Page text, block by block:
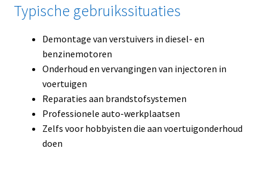
Typische gebruikssituaties
Demontage van verstuivers in diesel- en
benzinemotoren
Onderhoud en vervangingen van injectoren in
voertuigen
Reparaties aan brandstofsystemen
Professionele auto-werkplaatsen
Zelfs voor hobbyisten die aan voertuigonderhoud
doen